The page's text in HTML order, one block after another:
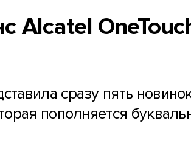
Alcatel
сразу пять
пополняется